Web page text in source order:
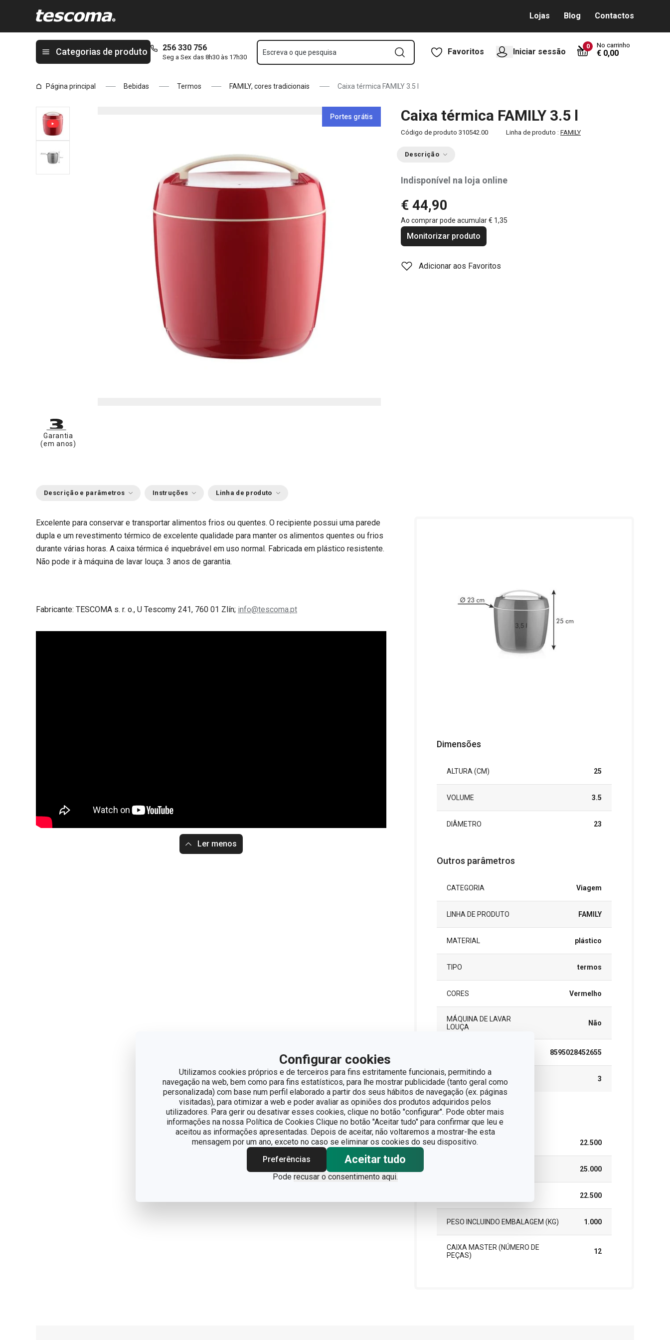
Configurar cookies
Utilizamos cookies próprios e de terceiros para fins estritamente funcionais, permitindo a
navegação na web, bem como para fins estatísticos, para lhe mostrar publicidade (tanto geral como
personalizada) com base num perfil elaborado a partir dos seus hábitos de navegação (ex. páginas
visitadas), para otimizar a web e poder avaliar as opiniões dos produtos adquiridos pelos
utilizadores. Para gerir ou desativar esses cookies, clique no botão "configurar". Pode obter mais
informações na nossa Política de Cookies Clique no botão "Aceitar tudo" para confirmar que leu e
aceitou as informações apresentadas. Depois de aceitar, não voltaremos a mostrar-lhe esta
mensagem por um ano, exceto no caso se eliminar os cookies do seu dispositivo.
Preferências
Aceitar tudo
Pode recusar o consentimento aqui.
Lojas Blog Contactos
Categorias de produto 256 330 756
Seg a Sex das 8h30 às 17h30
Escreva o que pesquisa Favoritos Iniciar sessão
0 No carrinho
€ 0,00
Página principal Bebidas Termos FAMILY, cores tradicionais Caixa térmica FAMILY 3.5 l
Portes grátis Caixa térmica FAMILY 3.5 l
Código de produto 310542.00 Linha de produto : FAMILY
Descrição
Indisponível na loja online
€ 44,90
Ao comprar pode acumular€ 1,35
Monitorizar produto
Adicionar aos Favoritos
Garantia
(em anos)
Descrição e parâmetros Instruções Linha de produto
Excelente para conservar e transportar alimentos frios ou quentes. O recipiente possui uma parede
dupla e um revestimento térmico de excelente qualidade para manter os alimentos quentes ou frios
durante várias horas. A caixa térmica é inquebrável em uso normal. Fabricada em plástico resistente.
Não pode ir à máquina de lavar louça. 3 anos de garantia.
Fabricante: TESCOMA s. r. o., U Tescomy 241, 760 01 Zlín; info@tescoma.pt
Ler menos
Dimensões
ALTURA (CM) 25
VOLUME 3.5
DIÂMETRO 23
Outros parâmetros
CATEGORIA Viagem
LINHA DE PRODUTO FAMILY
MATERIAL plástico
TIPO termos
CORES Vermelho
MÁQUINA DE LAVAR
LOUÇA
Não
8595028452655
GARANTIA (EM ANOS) 3
Pacote
LARGURA (CM) 22.500
25.000
22.500
PESO INCLUINDO EMBALAGEM (KG) 1.000
CAIXA MASTER (NÚMERO DE
PEÇAS)
12